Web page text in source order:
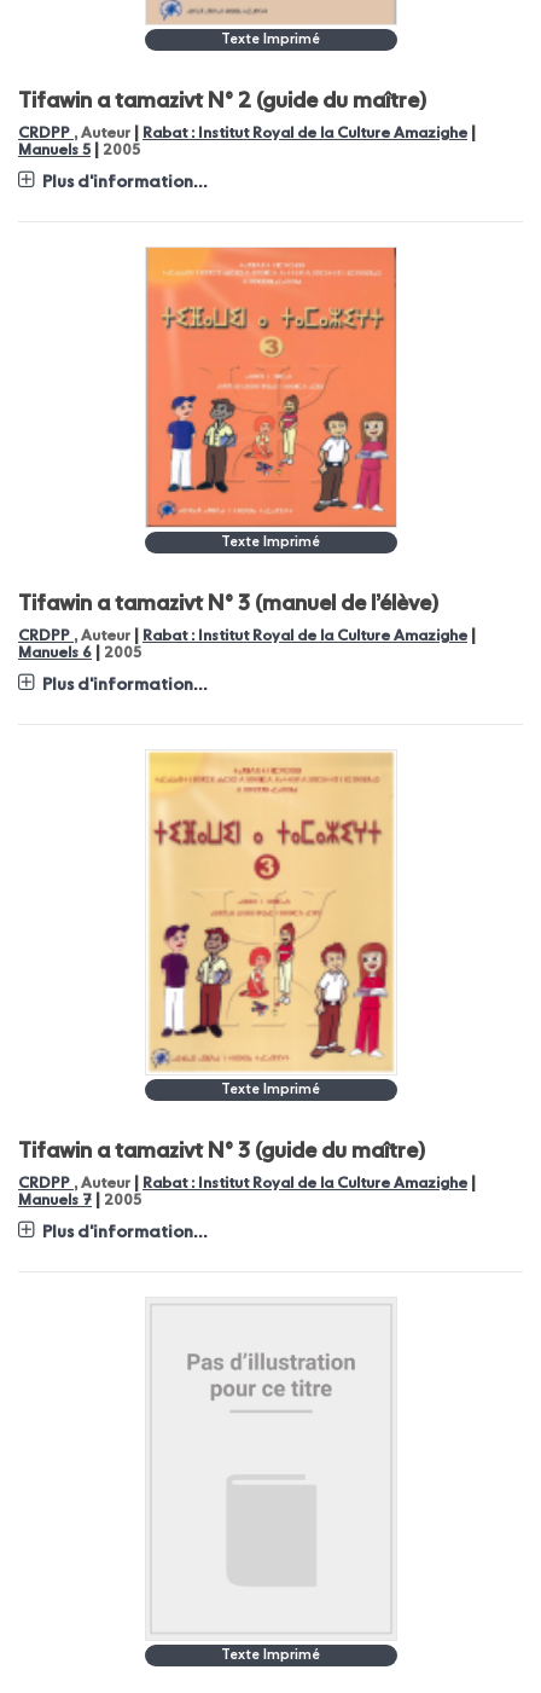
Texte Imprimé
Tifawin a tamazivt N° 2 (guide du maître)
CRDPP , Auteur Rabat : Institut Royal de la Culture Amazighe
Manuels 5 2005
Plus d'information...
Texte Imprimé
Tifawin a tamazivt N° 3 (manuel de l’élève)
CRDPP , Auteur Rabat : Institut Royal de la Culture Amazighe
Manuels 6 2005
Plus d'information...
Texte Imprimé
Tifawin a tamazivt N° 3 (guide du maître)
CRDPP , Auteur Rabat : Institut Royal de la Culture Amazighe
Manuels 7 2005
Plus d'information...
Texte Imprimé